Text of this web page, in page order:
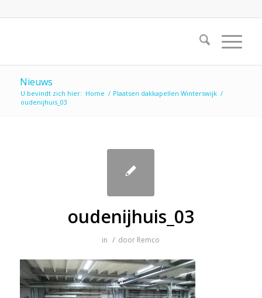
Nieuws
U bevindt zich hier: Home / Plaatsen dakkapellen Winterswijk /
oudenijhuis_03
oudenijhuis_03
in / door Remco